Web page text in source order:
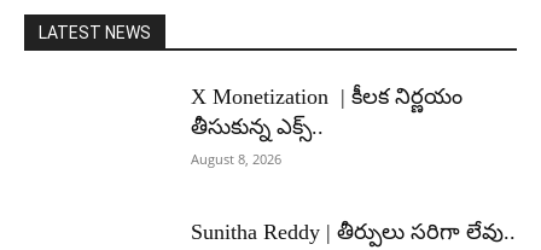
LATEST NEWS
X Monetization | కీలక నిర్ణయం
తీసుకున్న ఎక్స్..
August 8, 2026
Sunitha Reddy | తీర్పులు సరిగా లేవు..